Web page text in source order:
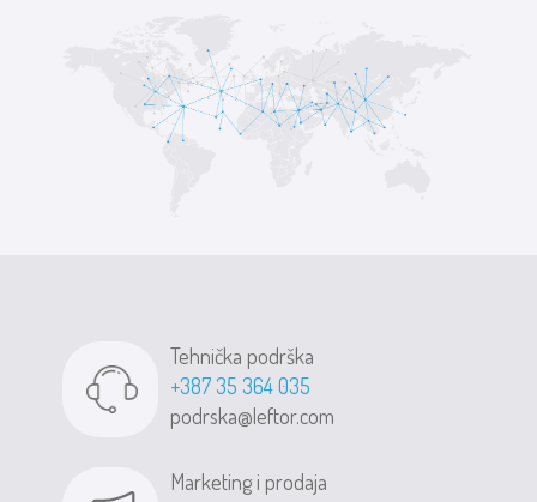
Tehnička podrška
+387 35 364 035
podrska@leftor.com
Marketing i prodaja